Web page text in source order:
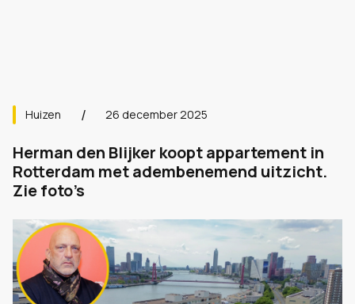
Huizen 26 december 2025
Herman den Blijker koopt appartement in
Rotterdam met adembenemend uitzicht.
Zie foto’s